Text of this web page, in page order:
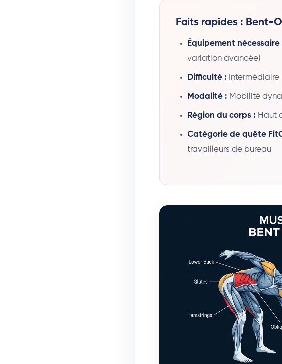
Faits rapides : Bent-
Équipement nécessaire
variation avancée)
Difficulté : Intermédiaire
Modalité : Mobilité
Région du corps : Haut
Catégorie de quête
travailleurs de bureau